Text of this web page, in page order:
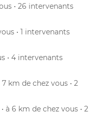
• 26 intervenants
• 1 intervenants
• 4 intervenants
7 km de chez vous • 2
• à 6 km de chez vous • 2